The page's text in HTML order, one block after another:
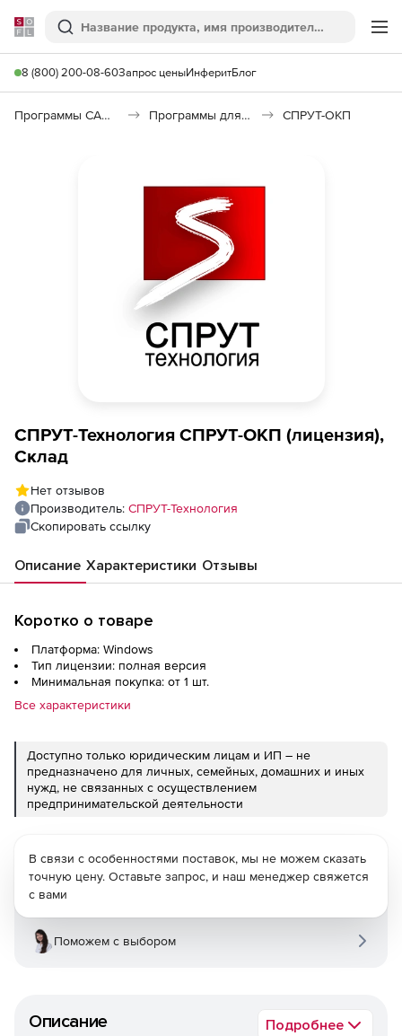
Softline
Поиск
8 (800) 200-08-60Запрос ценыИнферитБлог
Программы САПР и ГИС Программы для машиностроения СПРУТ-ОКП
СПРУТ-Технология СПРУТ-ОКП (лицензия),
Склад
Нет отзывов
Производитель: СПРУТ-Технология
Скопировать ссылку
Описание Характеристики Отзывы
Коротко о товаре
Платформа: Windows
Тип лицензии: полная версия
Минимальная покупка: от 1 шт.
Все характеристики
Доступно только юридическим лицам и ИП – не
предназначено для личных, семейных, домашних и иных
нужд, не связанных с осуществлением
предпринимательской деятельности
Описание Подробнее
В связи с особенностями поставок, мы не можем сказать
точную цену. Оставьте запрос, и наш менеджер свяжется
с вами
Поможем с выбором